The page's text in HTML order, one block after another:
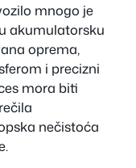
mnogo je
akumulatorsku
oprema,
i precizni
mora biti
nečistoća